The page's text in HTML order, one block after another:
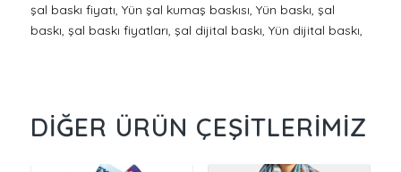
şal baskı fiyatı, Yün şal kumaş baskısı, Yün baskı, şal
baskı, şal baskı fiyatları, şal dijital baskı, Yün dijital baskı,
DIĞER ÜRÜN ÇEŞITLERIMIZ